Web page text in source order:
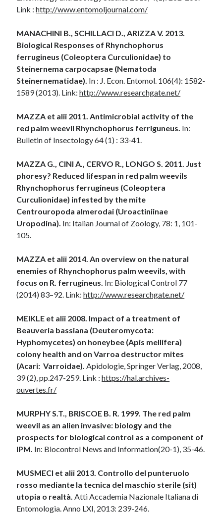
Link :http://www.entomoljournal.com/
MANACHINI B., SCHILLACI D., ARIZZA V. 2013.
Biological Responses of Rhynchophorus
ferrugineus (Coleoptera Curculionidae) to
Steinernema carpocapsae (Nematoda
Steinernematidae). In : J. Econ. Entomol. 106(4): 1582-
1589 (2013). Link:http://www.researchgate.net/
MAZZA et alii 2011. Antimicrobial activity of the
red palm weevil Rhynchophorus ferriguneus. In:
Bulletin of Insectology 64 (1) : 33-41.
MAZZA G., CINI A., CERVO R., LONGO S. 2011. Just
phoresy? Reduced lifespan in red palm weevils
Rhynchophorus ferrugineus (Coleoptera
Curculionidae) infested by the mite
Centrouropoda almerodai (Uroactiniinae
Uropodina). In: Italian Journal of Zoology, 78: 1, 101-
105.
MAZZA et alii 2014. An overview on the natural
enemies of Rhynchophorus palm weevils, with
focus on R. ferrugineus. In: Biological Control 77
(2014) 83–92. Link:http://www.researchgate.net/
MEIKLE et alii 2008. Impact of a treatment of
Beauveria bassiana (Deuteromycota:
Hyphomycetes) on honeybee (Apis mellifera)
colony health and on Varroa destructor mites
(Acari: Varroidae).Apidologie, Springer Verlag, 2008,
39 (2), pp.247-259. Link :https://hal.archives-
ouvertes.fr/
MURPHY S.T., BRISCOE B. R. 1999. The red palm
weevil as an alien invasive: biology and the
prospects for biological control as a component of
IPM. In: Biocontrol News and Information(20-1), 35-46.
MUSMECI et alii 2013. Controllo del punteruolo
rosso mediante la tecnica del maschio sterile (sit)
utopia o realtà.Atti Accademia Nazionale Italiana di
Entomologia. Anno LXI, 2013: 239-246.